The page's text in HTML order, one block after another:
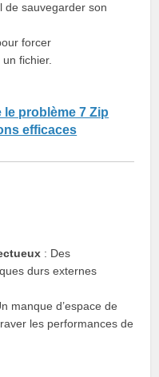
de sauvegarder son
forcer
fichier.
problème 7 Zip
efficaces
: Des
durs externes
manque d’espace de
les performances de